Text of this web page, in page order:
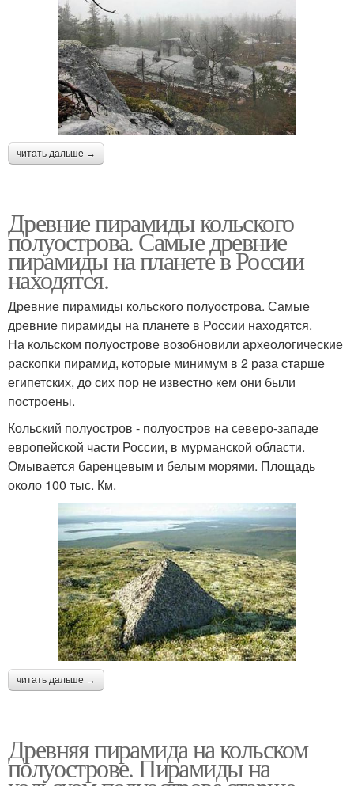
читать дальше →
Древние пирамиды кольского
полуострова. Самые древние
пирамиды на планете в России
находятся.
Древние пирамиды кольского полуострова. Самые
древние пирамиды на планете в России находятся.
На кольском полуострове возобновили археологические
раскопки пирамид, которые минимум в 2 раза старше
египетских, до сих пор не известно кем они были
построены.
Кольский полуостров - полуостров на северо-западе
европейской части России, в мурманской области.
Омывается баренцевым и белым морями. Площадь
около 100 тыс. Км.
читать дальше →
Древняя пирамида на кольском
полуострове. Пирамиды на